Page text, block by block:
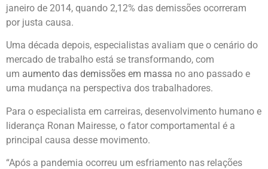
janeiro de 2014, quando 2,12% das demissões ocorreram
por justa causa.
Uma década depois, especialistas avaliam que o cenário do
mercado de trabalho está se transformando, com
um aumento das demissões em massa no ano passado e
uma mudança na perspectiva dos trabalhadores.
Para o especialista em carreiras, desenvolvimento humano e
liderança Ronan Mairesse, o fator comportamental é a
principal causa desse movimento.
“Após a pandemia ocorreu um esfriamento nas relações